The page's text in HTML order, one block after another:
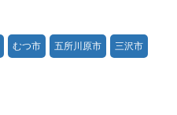
むつ市 五所川原市 三沢市